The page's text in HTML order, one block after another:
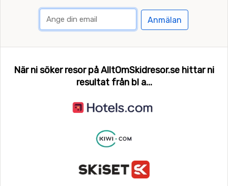
Anmälan
När ni söker resor på AlltOmSkidresor.se hittar ni
resultat från bl a...